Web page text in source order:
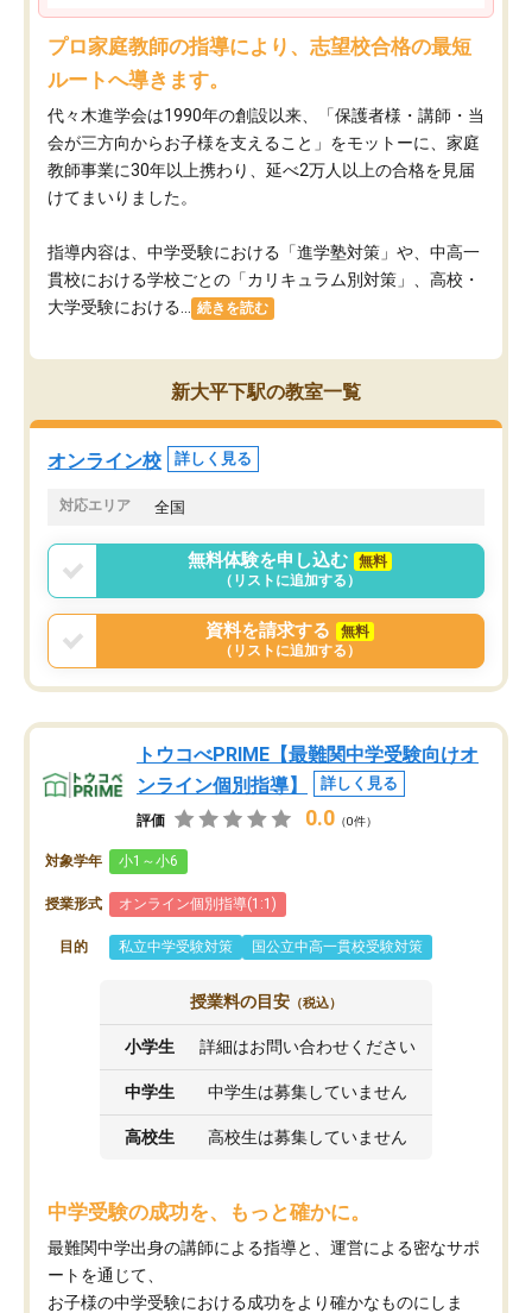
プロ家庭教師の指導により、志望校合格の最短
ルートへ導きます。
代々木進学会は1990年の創設以来、「保護者様・講師・当
会が三方向からお子様を支えること」をモットーに、家庭
教師事業に30年以上携わり、延べ2万人以上の合格を見届
けてまいりました。
指導内容は、中学受験における「進学塾対策」や、中高一
貫校における学校ごとの「カリキュラム別対策」、高校・
大学受験における...
続きを読む
新大平下駅の教室一覧
オンライン校 詳しく見る
対応エリア 全国
無料体験を申し込む
無料
（リストに追加する）
資料を請求する
無料
（リストに追加する）
トウコべPRIME【最難関中学受験向けオ
ンライン個別指導】
詳しく見る
評価 0.0 （0件）
対象学年 小1～小6
授業形式 オンライン個別指導(1:1)
目的 私立中学受験対策 国公立中高一貫校受験対策
授業料の目安 （税込）
小学生 詳細はお問い合わせください
中学生 中学生は募集していません
高校生 高校生は募集していません
中学受験の成功を、もっと確かに。
最難関中学出身の講師による指導と、運営による密なサポ
ートを通じて、
お子様の中学受験における成功をより確かなものにしま